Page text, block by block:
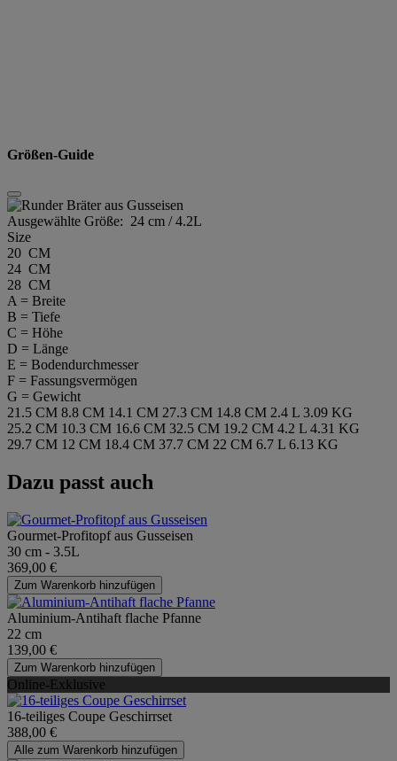
Größen-Guide
Ausgewählte Größe: 24 cm / 4.2L
Size
20 CM
24 CM
28 CM
A = Breite
B = Tiefe
C = Höhe
D = Länge
E = Bodendurchmesser
F = Fassungsvermögen
G = Gewicht
21.5 CM 8.8 CM 14.1 CM 27.3 CM 14.8 CM 2.4 L 3.09 KG
25.2 CM 10.3 CM 16.6 CM 32.5 CM 19.2 CM 4.2 L 4.31 KG
29.7 CM 12 CM 18.4 CM 37.7 CM 22 CM 6.7 L 6.13 KG
Dazu passt auch
Gourmet-Profitopf aus Gusseisen
30 cm - 3.5L
369,00 €
Zum Warenkorb hinzufügen
Aluminium-Antihaft flache Pfanne
22 cm
139,00 €
Zum Warenkorb hinzufügen
Online-Exklusive
16-teiliges Coupe Geschirrset
388,00 €
Alle zum Warenkorb hinzufügen